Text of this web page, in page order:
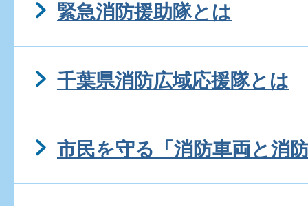
緊急消防援助隊とは
千葉県消防広域応援隊とは
市民を守る「消防車両と消